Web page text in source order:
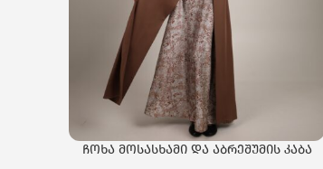
ჩოხა მოსასხამი და აბრეშუმის კაბა